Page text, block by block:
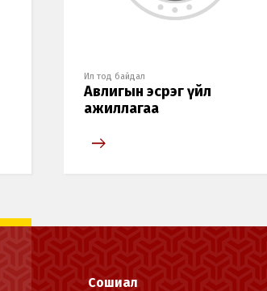
Ил тод байдал
Авлигын эсрэг үйл
ажиллагаа
Сошиал